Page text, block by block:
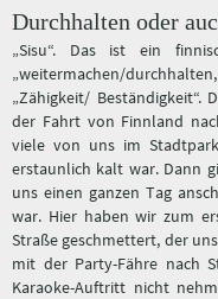
Durchhalten oder
„Sisu“. Das ist ein
„weitermachen/
„Zähigkeit/ Beständigkeit“.
der Fahrt von Finnland
viele von uns im
erstaunlich kalt war. Dann
uns einen ganzen Tag
war. Hier haben wir zum
Straße geschmettert, der
mit der Party-Fähre nach
Karaoke-Auftritt nicht